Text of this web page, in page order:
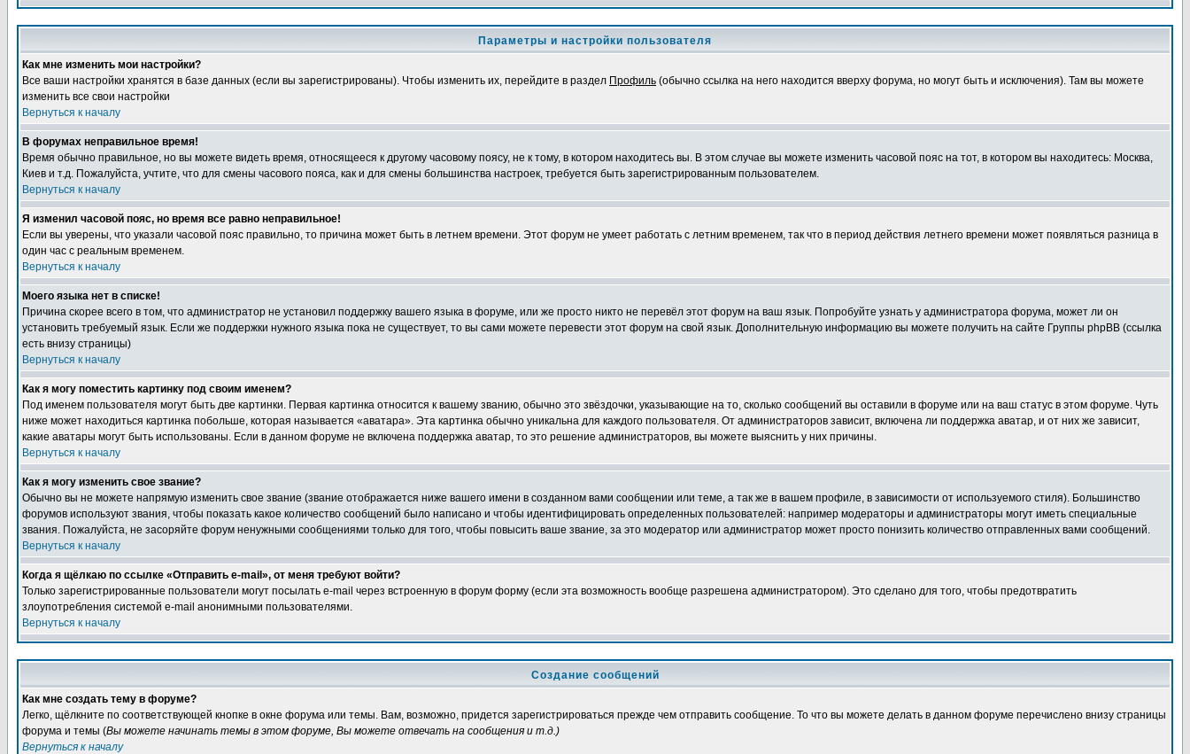
Параметры и настройки пользователя
Как мне изменить мои настройки?
Все ваши настройки хранятся в базе данных (если вы зарегистрированы). Чтобы изменить их, перейдите в раздел Профиль (обычно ссылка на него находится вверху форума, но могут быть и исключения). Там вы можете
изменить все свои настройки
Вернуться к началу
В форумах неправильное время!
Время обычно правильное, но вы можете видеть время, относящееся к другому часовому поясу, не к тому, в котором находитесь вы. В этом случае вы можете изменить часовой пояс на тот, в котором вы находитесь: Москва,
Киев и т.д. Пожалуйста, учтите, что для смены часового пояса, как и для смены большинства настроек, требуется быть зарегистрированным пользователем.
Вернуться к началу
Я изменил часовой пояс, но время все равно неправильное!
Если вы уверены, что указали часовой пояс правильно, то причина может быть в летнем времени. Этот форум не умеет работать с летним временем, так что в период действия летнего времени может появляться разница в
один час с реальным временем.
Вернуться к началу
Моего языка нет в списке!
Причина скорее всего в том, что администратор не установил поддержку вашего языка в форуме, или же просто никто не перевёл этот форум на ваш язык. Попробуйте узнать у администратора форума, может ли он
установить требуемый язык. Если же поддержки нужного языка пока не существует, то вы сами можете перевести этот форум на свой язык. Дополнительную информацию вы можете получить на сайте Группы phpBB (ссылка
есть внизу страницы)
Вернуться к началу
Как я могу поместить картинку под своим именем?
Под именем пользователя могут быть две картинки. Первая картинка относится к вашему званию, обычно это звёздочки, указывающие на то, сколько сообщений вы оставили в форуме или на ваш статус в этом форуме. Чуть
ниже может находиться картинка побольше, которая называется «аватара». Эта картинка обычно уникальна для каждого пользователя. От администраторов зависит, включена ли поддержка аватар, и от них же зависит,
какие аватары могут быть использованы. Если в данном форуме не включена поддержка аватар, то это решение администраторов, вы можете выяснить у них причины.
Вернуться к началу
Как я могу изменить свое звание?
Обычно вы не можете напрямую изменить свое звание (звание отображается ниже вашего имени в созданном вами сообщении или теме, а так же в вашем профиле, в зависимости от используемого стиля). Большинство
форумов используют звания, чтобы показать какое количество сообщений было написано и чтобы идентифицировать определенных пользователей: например модераторы и администраторы могут иметь специальные
звания. Пожалуйста, не засоряйте форум ненужными сообщениями только для того, чтобы повысить ваше звание, за это модератор или администратор может просто понизить количество отправленных вами сообщений.
Вернуться к началу
Когда я щёлкаю по ссылке «Отправить e-mail», от меня требуют войти?
Только зарегистрированные пользователи могут посылать e-mail через встроенную в форум форму (если эта возможность вообще разрешена администратором). Это сделано для того, чтобы предотвратить
злоупотребления системой e-mail анонимными пользователями.
Вернуться к началу
Создание сообщений
Как мне создать тему в форуме?
Легко, щёлкните по соответствующей кнопке в окне форума или темы. Вам, возможно, придется зарегистрироваться прежде чем отправить сообщение. То что вы можете делать в данном форуме перечислено внизу страницы
форума и темы (Вы можете начинать темы в этом форуме, Вы можете отвечать на сообщения и т.д.)
Вернуться к началу